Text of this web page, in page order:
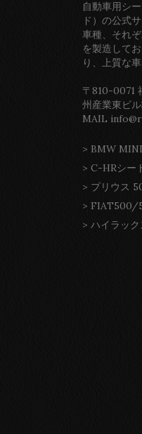
自動車用シ
ド）の公式
車種、それ
を製造して
り、上質な
〒810-0071
州産業東ビ
MAIL
> BMW
> C-HRシー
> プリウス
> FIAT500/
> ハイラッ